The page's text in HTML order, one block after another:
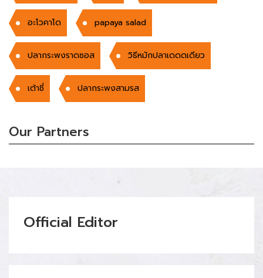
อะโวคาโด papaya salad
ปลากระพงราดซอส วิธีหมักปลาเดดดเดียว
เต้าชี่ ปลากระพงสามรส
Our Partners
Official Editor